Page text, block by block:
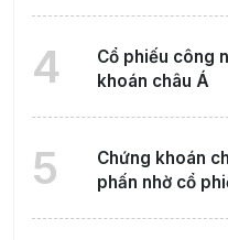
4
Cổ phiếu công
khoán châu Á
5
Chứng khoán
phấn nhờ cổ